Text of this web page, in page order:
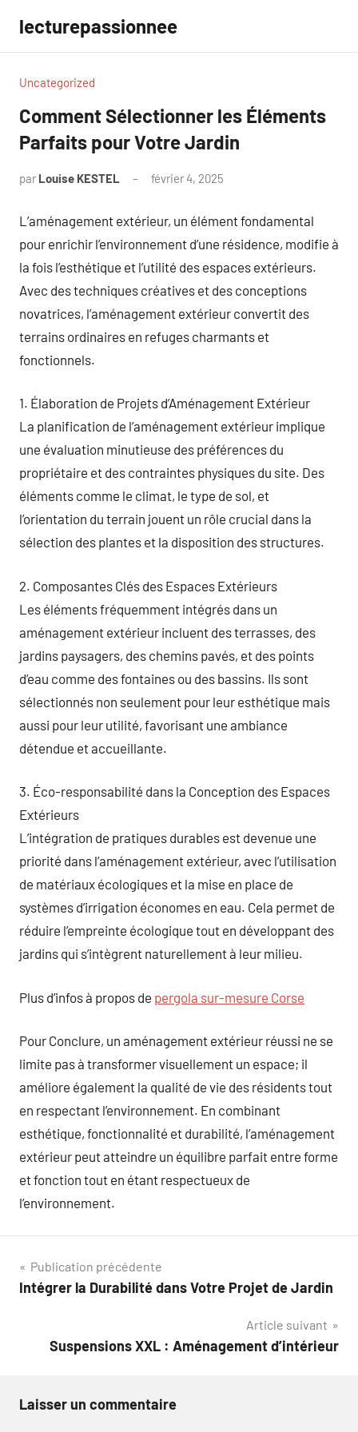
contenu
lecturepassionnee
Uncategorized
Comment Sélectionner les Éléments
Parfaits pour Votre Jardin
par Louise KESTEL février 4, 2025
L’aménagement extérieur, un élément fondamental
pour enrichir l’environnement d’une résidence, modifie à
la fois l’esthétique et l’utilité des espaces extérieurs.
Avec des techniques créatives et des conceptions
novatrices, l’aménagement extérieur convertit des
terrains ordinaires en refuges charmants et
fonctionnels.
1. Élaboration de Projets d’Aménagement Extérieur
La planification de l’aménagement extérieur implique
une évaluation minutieuse des préférences du
propriétaire et des contraintes physiques du site. Des
éléments comme le climat, le type de sol, et
l’orientation du terrain jouent un rôle crucial dans la
sélection des plantes et la disposition des structures.
2. Composantes Clés des Espaces Extérieurs
Les éléments fréquemment intégrés dans un
aménagement extérieur incluent des terrasses, des
jardins paysagers, des chemins pavés, et des points
d’eau comme des fontaines ou des bassins. Ils sont
sélectionnés non seulement pour leur esthétique mais
aussi pour leur utilité, favorisant une ambiance
détendue et accueillante.
3. Éco-responsabilité dans la Conception des Espaces
Extérieurs
L’intégration de pratiques durables est devenue une
priorité dans l’aménagement extérieur, avec l’utilisation
de matériaux écologiques et la mise en place de
systèmes d’irrigation économes en eau. Cela permet de
réduire l’empreinte écologique tout en développant des
jardins qui s’intègrent naturellement à leur milieu.
Plus d’infos à propos de pergola sur-mesure Corse
Pour Conclure, un aménagement extérieur réussi ne se
limite pas à transformer visuellement un espace; il
améliore également la qualité de vie des résidents tout
en respectant l’environnement. En combinant
esthétique, fonctionnalité et durabilité, l’aménagement
extérieur peut atteindre un équilibre parfait entre forme
et fonction tout en étant respectueux de
l’environnement.
Navigation
de
Publication précédente
Intégrer la Durabilité dans Votre Projet de Jardin
Article suivant
Suspensions XXL : Aménagement d’intérieur
Laisser un commentaire